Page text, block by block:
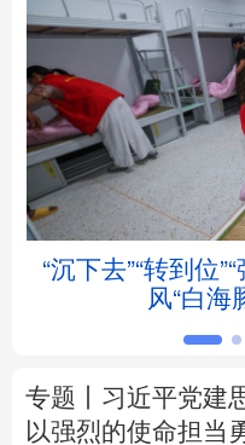
地方频道
北京
辽宁 吉林
浙江 安徽
河南
广东 广西
“沉下去”“转到位
风“白海
专题丨 习近平党建
以强烈的使命担当